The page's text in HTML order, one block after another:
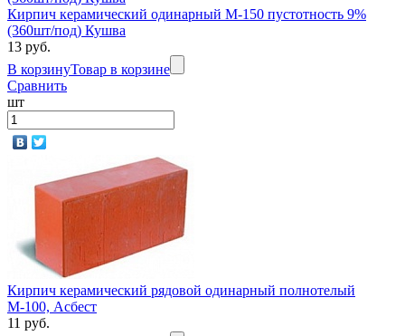
Кирпич керамический одинарный М-150 пустотность 9%
(360шт/под) Кушва
13 руб.
В корзинуТовар в корзине
Сравнить
шт
Кирпич керамический рядовой одинарный полнотелый
М-100, Асбест
11 руб.